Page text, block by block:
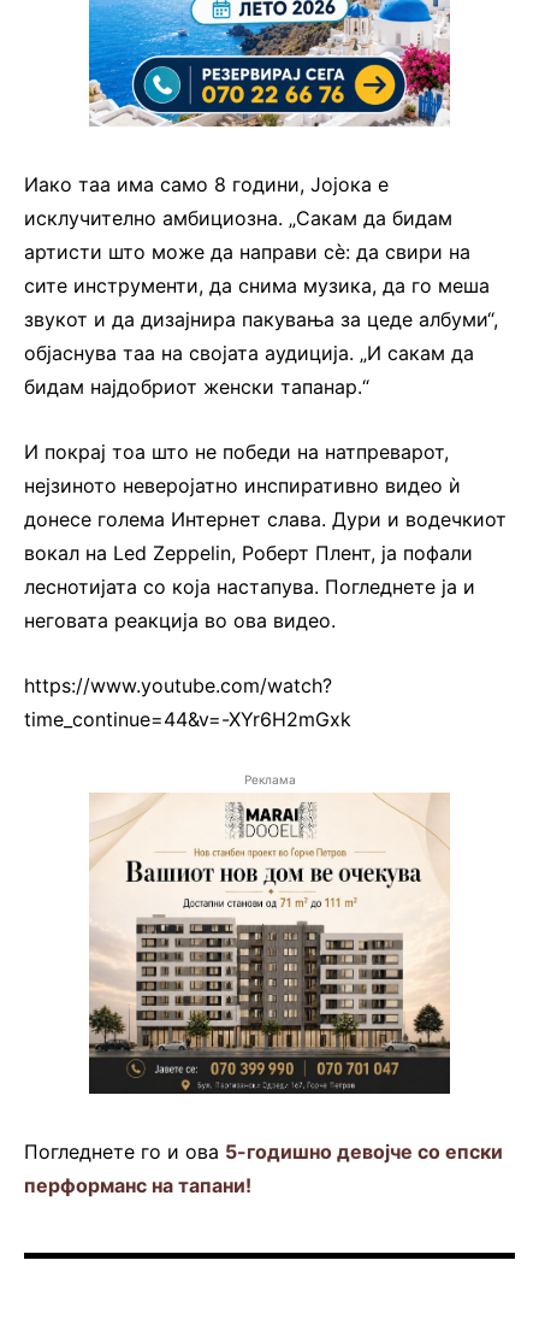
Иако таа има само 8 години, Јојока е
исклучително амбициозна. „Сакам да бидам
артисти што може да направи сè: да свири на
сите инструменти, да снима музика, да го меша
звукот и да дизајнира пакувања за цеде албуми“,
објаснува таа на својата аудиција. „И сакам да
бидам најдобриот женски тапанар.“
И покрај тоа што не победи на натпреварот,
нејзиното неверојатно инспиративно видео ѝ
донесе голема Интернет слава. Дури и водечкиот
вокал на Led Zeppelin, Роберт Плент, ја пофали
леснотијата со која настапува. Погледнете ја и
неговата реакција во ова видео.
https://www.youtube.com/watch?
time_continue=44&v=-XYr6H2mGxk
Реклама
Погледнете го и ова 5-годишно девојче со епски
перформанс на тапани!